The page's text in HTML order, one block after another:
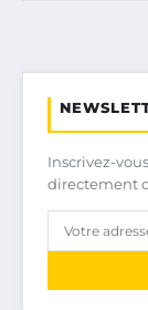
Inscrivez-
directement